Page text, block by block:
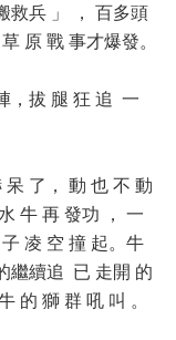
救兵 」 ， 百多頭
原 戰 事才爆發。
，拔 腿 狂 追 一
了， 動 也 不 動
牛 再 發功 ， 一
凌 空 撞 起。牛
繼續追 已 走開 的
的 獅 群 吼 叫 。